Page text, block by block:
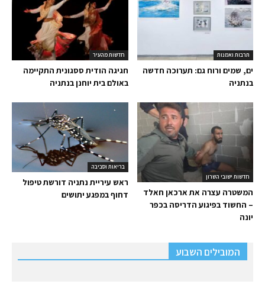
חדשות מהעיר
חגיגה הודית ססגונית התקיימה
באולם בית יוחנן בנתניה
תרבות ואמנות
ים, שמים ורוח גם: תערוכה חדשה
בנתניה
בריאות וסביבה
ראש עיריית נתניה דורשת טיפול
דחוף במפגע יתושים
חדשות ישובי השרון
המשטרה עצרה את ארכאן חאלד
– החשוד בפיגוע הדריסה בכפר
יונה
המובילים השבוע